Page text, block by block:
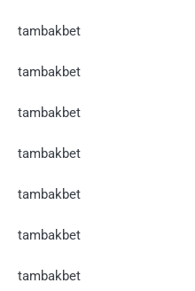
tambakbet
tambakbet
tambakbet
tambakbet
tambakbet
tambakbet
tambakbet